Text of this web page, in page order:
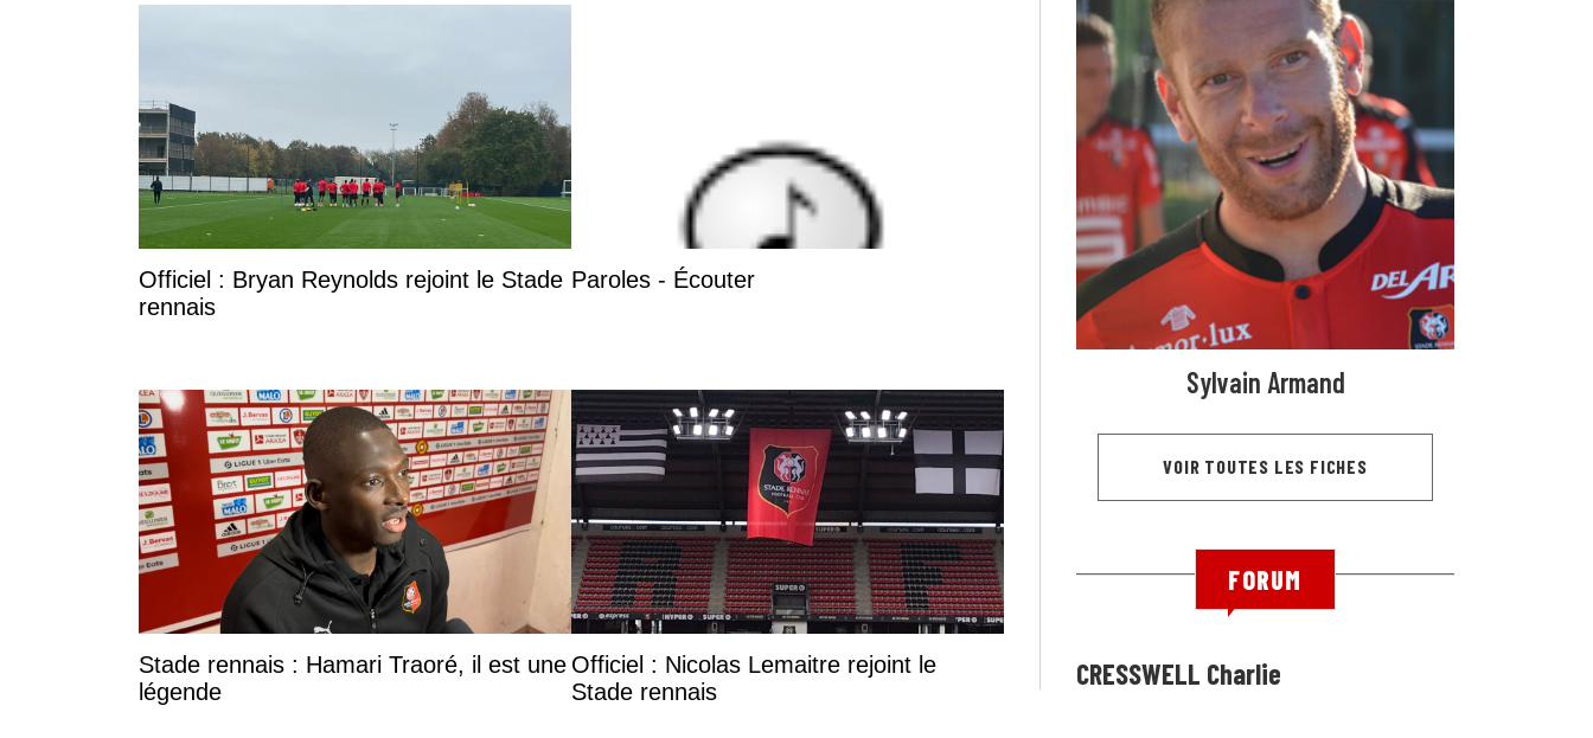
Officiel : Bryan Reynolds rejoint le Stade
rennais
Paroles - Écouter
Stade rennais : Hamari Traoré, il est une
légende
Officiel : Nicolas Lemaitre rejoint le
Stade rennais
Sylvain Armand
VOIR TOUTES LES FICHES
FORUM
CRESSWELL Charlie